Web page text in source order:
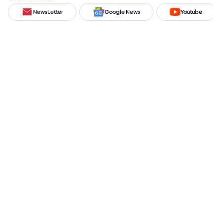
NewsLetter Google News Youtube